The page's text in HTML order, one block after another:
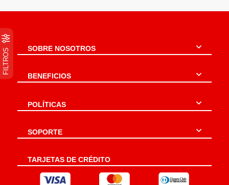
FILTROS SOBRE NOSOTROS
BENEFICIOS
POLÍTICAS
SOPORTE
TARJETAS DE CRÉDITO